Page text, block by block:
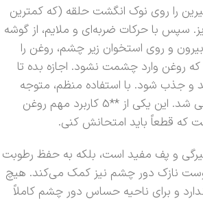
را روی نوک انگشت حلقه (که کمترین
سپس با حرکات ضربه‌ای و ملایم، از گوشه
و روی استخوان زیر چشم، روغن را
روغن وارد چشمت نشود. اجازه بده تا
جذب شود. با استفاده منظم، متوجه
تفاوت چشمگیری خواهی شد. این یکی از **5 کاربرد مهم روغن
که قطعاً باید امتحانش کنی.
و پف مفید است، بلکه به حفظ رطوبت
نازک دور چشم نیز کمک می‌کند. هیچ
و برای ناحیه حساس دور چشم کاملاً